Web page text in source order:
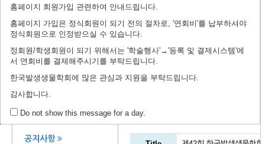
회장 인사말
학회 연혁
학회 회칙
연구윤리규정
임원 명단 학술지 홈페이지
편집위원회
출판 윤리 규정
제44회 정기학술대회에
회원 공간
공지사항
공지사항
홈페이지 회원가입 관련하여 안내드립니다.
홈페이지 가입은 정식회원이 되기 전의 절차로, '연회비'를 납부하셔야
정식회원으로 인정받으실 수 있습니다.
정회원/학생회원이 되기 위해서는 '학술행사'→'등록 및 결제시스템'에
서 연회비를 결제해주시기를 부탁드립니다.
한국발생생물학회에 많은 관심과 지원을 부탁드립니다.
감사합니다.
Do not show this message for a day.